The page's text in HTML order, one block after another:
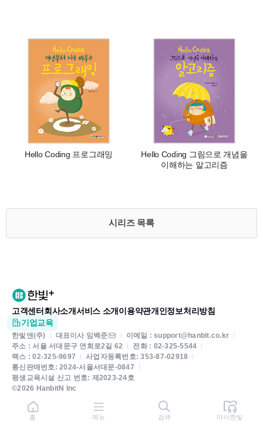
홈 메뉴 검색 마이한빛
Hello Coding 프로그래밍
Hello Coding 그림으로 개념을
이해하는 알고리즘
시리즈 목록
고객센터 회사소개서비스 소개 이용약관개인정보처리방침
기업교육
한빛앤(주) 대표이사 임백준
이메일 : support@hanbit.co.kr
주소 : 서울 서대문구 연희로2길 62
전화 : 02-325-5544
팩스 : 02-325-9697
사업자등록번호: 353-87-02918
통신판매번호: 2024-서울서대문-0847
평생교육시설 신고 번호: 제2023-24호
©2026 HanbitN Inc